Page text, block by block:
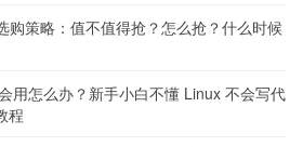
购策略：值不值得抢？怎么抢？什么时候
用怎么办？新手小白不懂 Linux 不会写代
程